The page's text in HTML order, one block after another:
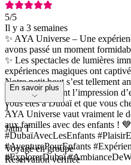
5/5
Il y a 3 semaines
✨ AYA Universe – Une
avons passé un moment
✨ Les spectacles de lumières
expériences magiques ont
Notre petit bout s’est tellement
on avait vraiment l’impression
vous êtes à Dubaï et que vous
AYA Universe vaut vraiment le
aux familles avec des enfants !
#DubaïAvecLesEnfants
#AventurePourEnfants
#ExplorerDubaï
En savoir plus
J
Jatin T
Voyage en groupe
Réservation vérifiée